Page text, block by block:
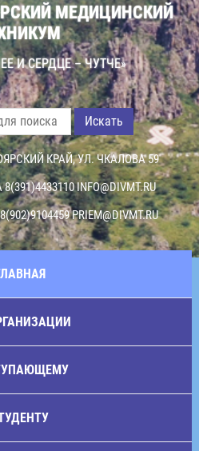
МЕДИЦИНСКИЙ
И СЕРДЦЕ – ЧУТЧЕ»
Искать
КРАЙ, УЛ. ЧКАЛОВА 59
INFO@DIVMT.RU
PRIEM@DIVMT.RU